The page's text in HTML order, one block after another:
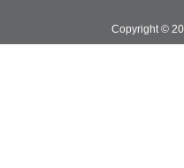
Copyright ©